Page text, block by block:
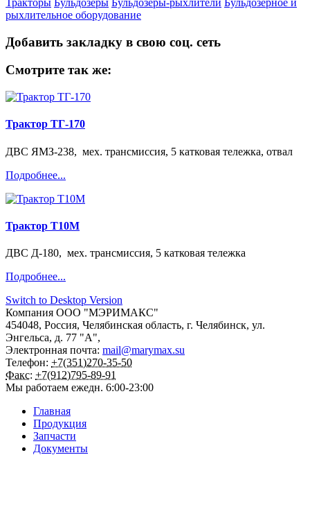
Тракторы Бульдозеры Бульдозеры-рыхлители Бульдозерное и
рыхлительное оборудование
Добавить закладку в свою соц. сеть
Смотрите так же:
Трактор ТГ-170
ДВС ЯМЗ-238, мех. трансмиссия, 5 катковая тележка, отвал
Подробнее...
Трактор Т10М
ДВС Д-180, мех. трансмиссия, 5 катковая тележка
Подробнее...
Switch to Desktop Version
Компания ООО "МЭРИМАКС"
454048, Россия, Челябинская область, г. Челябинск, ул.
Энгельса, д. 77 "А",
Электронная почта: mail@marymax.su
Телефон: +7(351)270-35-50
Факс: +7(912)795-89-91
Мы работаем ежедн. 6:00-23:00
Главная
Продукция
Запчасти
Документы